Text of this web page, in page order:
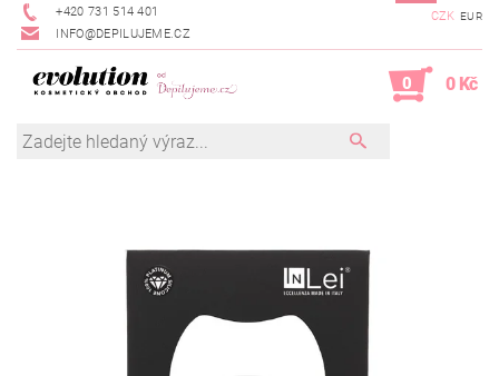
+420 731 514 401
INFO@DEPILUJEME.CZ
CZK EUR
0 0 Kč